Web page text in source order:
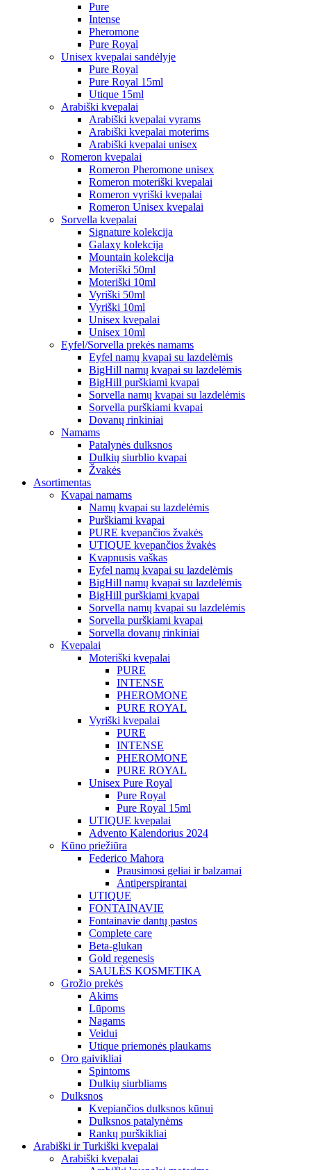
Pure
Intense
Pheromone
Pure Royal
Unisex kvepalai sandėlyje
Pure Royal
Pure Royal 15ml
Utique 15ml
Arabiški kvepalai
Arabiški kvepalai vyrams
Arabiški kvepalai moterims
Arabiški kvepalai unisex
Romeron kvepalai
Romeron Pheromone unisex
Romeron moteriški kvepalai
Romeron vyriški kvepalai
Romeron Unisex kvepalai
Sorvella kvepalai
Signature kolekcija
Galaxy kolekcija
Mountain kolekcija
Moteriški 50ml
Moteriški 10ml
Vyriški 50ml
Vyriški 10ml
Unisex kvepalai
Unisex 10ml
Eyfel/Sorvella prekės namams
Eyfel namų kvapai su lazdelėmis
BigHill namų kvapai su lazdelėmis
BigHill purškiami kvapai
Sorvella namų kvapai su lazdelėmis
Sorvella purškiami kvapai
Dovanų rinkiniai
Namams
Patalynės dulksnos
Dulkių siurblio kvapai
Žvakės
Asortimentas
Kvapai namams
Namų kvapai su lazdelėmis
Purškiami kvapai
PURE kvepančios žvakės
UTIQUE kvepančios žvakės
Kvapnusis vaškas
Eyfel namų kvapai su lazdelėmis
BigHill namų kvapai su lazdelėmis
BigHill purškiami kvapai
Sorvella namų kvapai su lazdelėmis
Sorvella purškiami kvapai
Sorvella dovanų rinkiniai
Kvepalai
Moteriški kvepalai
PURE
INTENSE
PHEROMONE
PURE ROYAL
Vyriški kvepalai
PURE
INTENSE
PHEROMONE
PURE ROYAL
Unisex Pure Royal
Pure Royal
Pure Royal 15ml
UTIQUE kvepalai
Advento Kalendorius 2024
Kūno priežiūra
Federico Mahora
Prausimosi geliai ir balzamai
Antiperspirantai
UTIQUE
FONTAINAVIE
Fontainavie dantų pastos
Complete care
Beta-glukan
Gold regenesis
SAULĖS KOSMETIKA
Grožio prekės
Akims
Lūpoms
Nagams
Veidui
Utique priemonės plaukams
Oro gaivikliai
Spintoms
Dulkių siurbliams
Dulksnos
Kvepiančios dulksnos kūnui
Dulksnos patalynėms
Rankų purškikliai
Arabiški ir Turkiški kvepalai
Arabiški kvepalai